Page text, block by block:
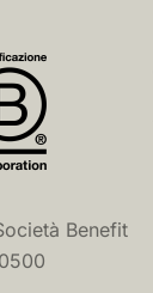
Benefit